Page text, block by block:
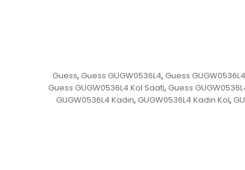
Guess, Guess GUGW0536L4, Guess
Guess GUGW0536L4 Kol Saati, Guess
GUGW0536L4 Kadın, GUGW0536L4 Kadın Kol,